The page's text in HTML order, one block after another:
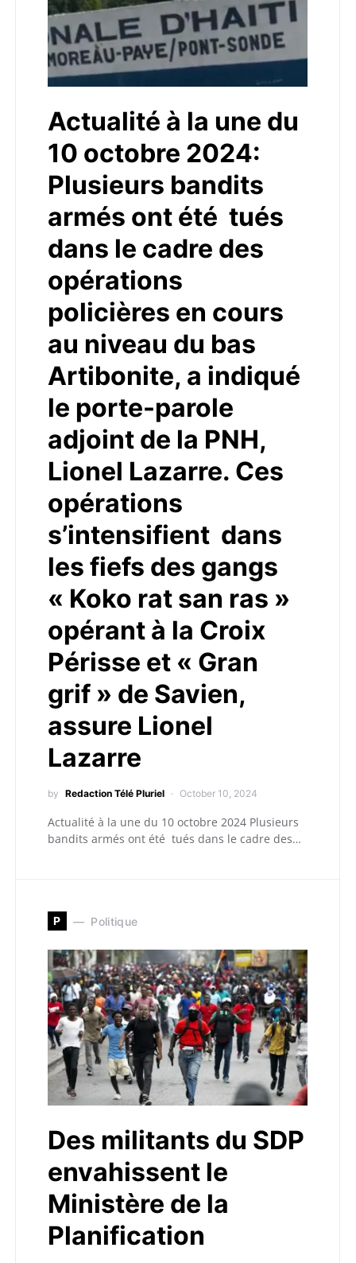
Actualité à la une du
10 octobre 2024:
Plusieurs bandits
armés ont été tués
dans le cadre des
opérations
policières en cours
au niveau du bas
Artibonite, a indiqué
le porte-parole
adjoint de la PNH,
Lionel Lazarre. Ces
opérations
s’intensifient dans
les fiefs des gangs
« Koko rat san ras »
opérant à la Croix
Périsse et « Gran
grif » de Savien,
assure Lionel
Lazarre
by Redaction Télé Pluriel October 10, 2024
Actualité à la une du 10 octobre 2024 Plusieurs
bandits armés ont été tués dans le cadre des…
P Politique
Des militants du SDP
envahissent le
Ministère de la
Planification